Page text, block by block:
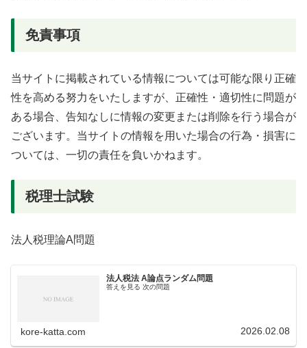
免責事項
当サイトに掲載されている情報については可能な限り正確
性を高める努力をいたしますが、正確性・適切性に問題が
ある場合、告知なしに情報の変更または削除を行う場合が
ございます。当サイトの情報を用いた場合の行為・損害に
ついては、一切の責任を負いかねます。
税理士試験
法人税理論A問題
法人税法 A論点ランダム問題
答えを見る 次の問題
kore-katta.com 2026.02.08